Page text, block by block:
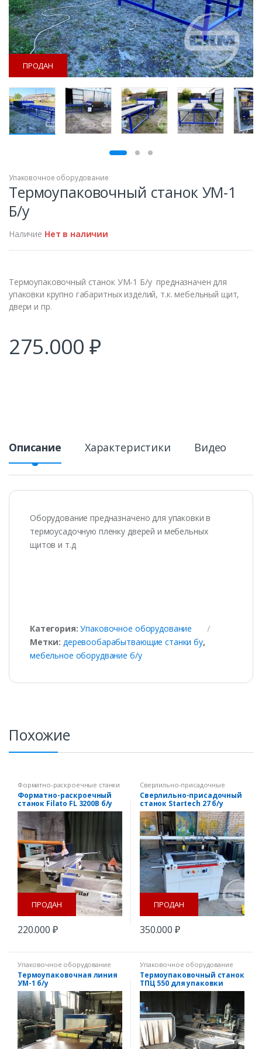
ПРОДАН
ПРОДАН
Упаковочное оборудование
Термоупаковочный станок УМ-1
Б/у
Наличие Нет в наличии
Термоупаковочный станок УМ-1 Б/у предназначен для
упаковки крупно габаритных изделий, т.к. мебельный щит,
двери и пр.
275.000 ₽
Описание Характеристики Видео
Оборудование предназначено для упаковки в
термоусадочную пленку дверей и мебельных
щитов и т.д
Категория:Упаковочное оборудование
Метки:деревообарабытвающие станки бу,
мебельное оборудвание б/у
Похожие
Форматно-раскроечные станки
Форматно-раскроечный
станок Filato FL 3200B б/у
ПРОДАН
220.000 ₽
Сверлильно-присадочные
станки
Сверлильно-присадочный
станок Startech 27 б/у
ПРОДАН
350.000 ₽
Упаковочное оборудование
Термоупаковочная линия
УМ-1 б/у
Упаковочное оборудование
Термоупаковочный станок
ТПЦ 550 для упаковки
погонажа